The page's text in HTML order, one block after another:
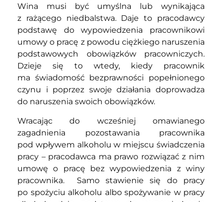
Wina musi być umyślna lub wynikająca
z rażącego niedbalstwa. Daje to pracodawcy
podstawę do wypowiedzenia pracownikowi
umowy o pracę z powodu ciężkiego naruszenia
podstawowych obowiązków pracowniczych.
Dzieje się to wtedy, kiedy pracownik
ma świadomość bezprawności popełnionego
czynu i poprzez swoje działania doprowadza
do naruszenia swoich obowiązków.
Wracając do wcześniej omawianego
zagadnienia pozostawania pracownika
pod wpływem alkoholu w miejscu świadczenia
pracy – pracodawca ma prawo rozwiązać z nim
umowę o pracę bez wypowiedzenia z winy
pracownika. Samo stawienie się do pracy
po spożyciu alkoholu albo spożywanie w pracy